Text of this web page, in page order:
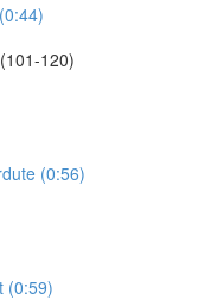
120)
(0:56)
(0:59)